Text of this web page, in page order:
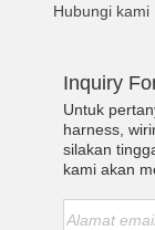
Hubungi kami
Inquiry
Untuk
harness,
silakan
kami akan